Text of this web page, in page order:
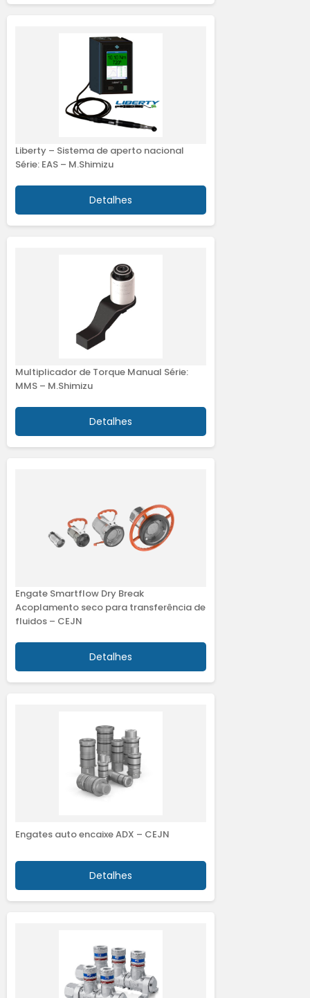
Liberty – Sistema de aperto nacional
Série: EAS – M.Shimizu
Detalhes
Multiplicador de Torque Manual Série:
MMS – M.Shimizu
Detalhes
Engate Smartflow Dry Break
Acoplamento seco para transferência de
fluidos – CEJN
Detalhes
Engates auto encaixe ADX – CEJN
Detalhes